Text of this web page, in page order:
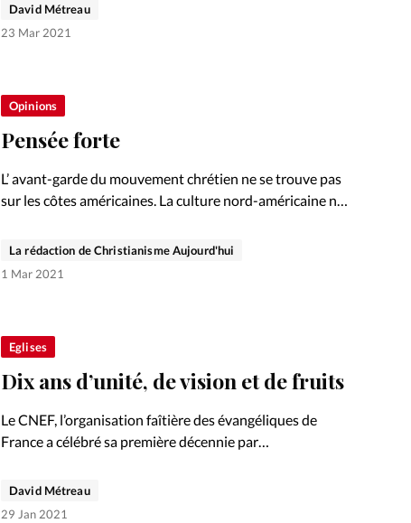
pourtant bel et bien été persécuté par ses…
David Métreau
23 Mar 2021
Opinions
Pensée forte
L’ avant-garde du mouvement chrétien ne se trouve pas
sur les côtes américaines. La culture nord-américaine ne
La rédaction de Christianisme Aujourd'hui
1 Mar 2021
Eglises
Dix ans d’unité, de vision et de fruits
Le CNEF, l’organisation faîtière des évangéliques de
France a célébré sa première décennie par
fondements, ses avancées et les sujets qui seront
approfondis en 2021.
David Métreau
29 Jan 2021